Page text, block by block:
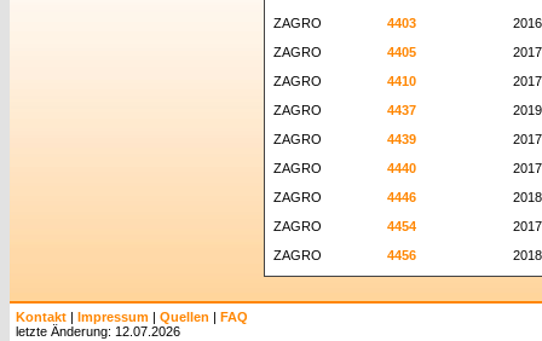
ZAGRO
4403
2016
ZAGRO
4405
2017
ZAGRO
4410
2017
ZAGRO
4437
2019
ZAGRO
4439
2017
ZAGRO
4440
2017
ZAGRO
4446
2018
ZAGRO
4454
2017
ZAGRO
4456 2018
Kontakt | Impressum | Quellen | FAQ
letzte Änderung: 12.07.2026